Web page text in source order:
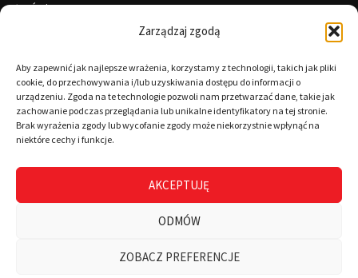
Zarządzaj zgodą
Aby zapewnić jak najlepsze wrażenia, korzystamy z technologii, takich jak pliki
cookie, do przechowywania i/lub uzyskiwania dostępu do informacji o
urządzeniu. Zgoda na te technologie pozwoli nam przetwarzać dane, takie jak
zachowanie podczas przeglądania lub unikalne identyfikatory na tej stronie.
Brak wyrażenia zgody lub wycofanie zgody może niekorzystnie wpłynąć na
niektóre cechy i funkcje.
AKCEPTUJĘ
ODMÓW
ZOBACZ PREFERENCJE
Święta
Informacje
RODO
Polityka cookies
Warunki płatności